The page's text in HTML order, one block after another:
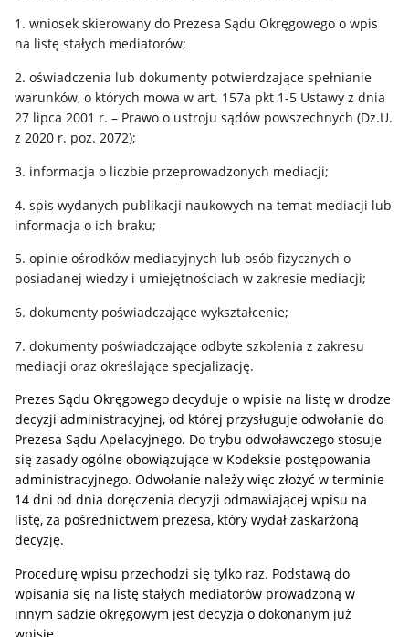
1. wniosek skierowany do Prezesa Sądu Okręgowego o wpis
na listę stałych mediatorów;
2. oświadczenia lub dokumenty potwierdzające spełnianie
warunków, o których mowa w art. 157a pkt 1-5 Ustawy z dnia
27 lipca 2001 r. – Prawo o ustroju sądów powszechnych (Dz.U.
z 2020 r. poz. 2072);
3. informacja o liczbie przeprowadzonych mediacji;
4. spis wydanych publikacji naukowych na temat mediacji lub
informacja o ich braku;
5. opinie ośrodków mediacyjnych lub osób fizycznych o
posiadanej wiedzy i umiejętnościach w zakresie mediacji;
6. dokumenty poświadczające wykształcenie;
7. dokumenty poświadczające odbyte szkolenia z zakresu
mediacji oraz określające specjalizację.
Prezes Sądu Okręgowego decyduje o wpisie na listę w drodze
decyzji administracyjnej, od której przysługuje odwołanie do
Prezesa Sądu Apelacyjnego. Do trybu odwoławczego stosuje
się zasady ogólne obowiązujące w Kodeksie postępowania
administracyjnego. Odwołanie należy więc złożyć w terminie
14 dni od dnia doręczenia decyzji odmawiającej wpisu na
listę, za pośrednictwem prezesa, który wydał zaskarżoną
decyzję.
Procedurę wpisu przechodzi się tylko raz. Podstawą do
wpisania się na listę stałych mediatorów prowadzoną w
innym sądzie okręgowym jest decyzja o dokonanym już